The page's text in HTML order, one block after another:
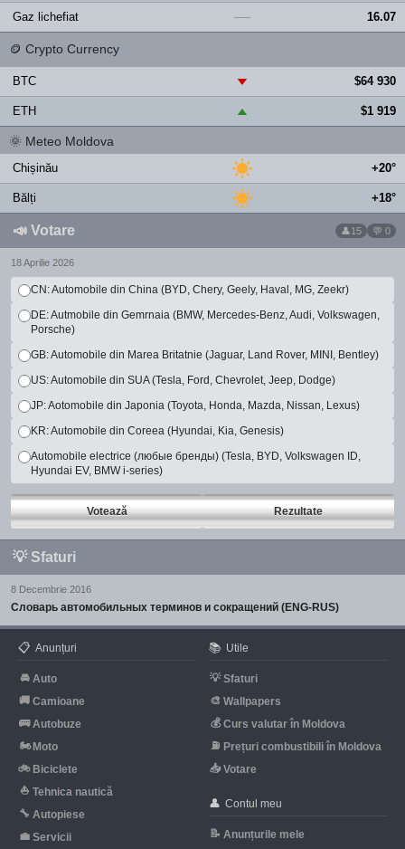
Gaz lichefiat — 16.07
🪙 Crypto Currency
BTC ▼ $64 930
ETH ▲ $1 919
🌞 Meteo Moldova
Chișinău +20°
Bălți +18°
📣 Votare 15 💬 0
18 Aprilie 2026
CN: Automobile din China (BYD, Chery, Geely, Haval, MG, Zeekr)
DE: Autmobile din Gemrnaia (BMW, Mercedes-Benz, Audi, Volkswagen,
Porsche)
GB: Automobile din Marea Britatnie (Jaguar, Land Rover, MINI, Bentley)
US: Automobile din SUA (Tesla, Ford, Chevrolet, Jeep, Dodge)
JP: Aotomobile din Japonia (Toyota, Honda, Mazda, Nissan, Lexus)
KR: Automobile din Coreea (Hyundai, Kia, Genesis)
Automobile electrice (любые бренды) (Tesla, BYD, Volkswagen ID,
Hyundai EV, BMW i-series)
Votează Rezultate
💡 Sfaturi
8 Decembrie 2016
Словарь автомобильных терминов и сокращений (ENG-RUS)
📋 Anunțuri
🚘 Auto
🚚 Camioane
🚌 Autobuze
🏍 Moto
🚲 Biciclete
⛵ Tehnica nautică
🔧 Autopiese
💼 Servicii
📚 Utile
💡 Sfaturi
🎨 Wallpapers
💰 Curs valutar în Moldova
⛽ Prețuri combustibili în Moldova
📥 Votare
👤 Contul meu
📝 Anunțurile mele